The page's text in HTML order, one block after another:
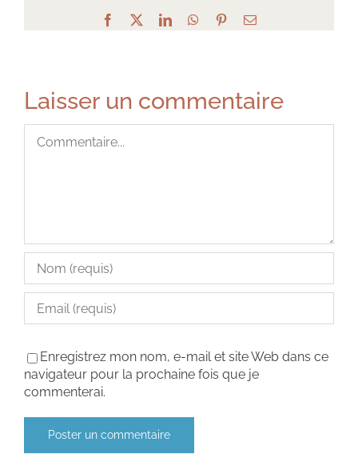
Facebook LinkedInWhatsApp
PinterestEmail
Laisser un commentaire
Enregistrez mon nom, e-mail et site Web dans ce
navigateur pour la prochaine fois que je
commenterai.